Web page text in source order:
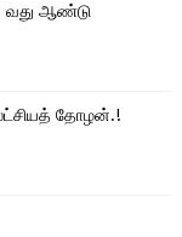
வது ஆண்டு
தோழன்.!